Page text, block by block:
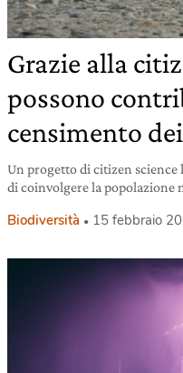
Grazie alla
possono
censimento
Un progetto di citizen science
di coinvolgere la popolazione
Biodiversità 15 febbraio